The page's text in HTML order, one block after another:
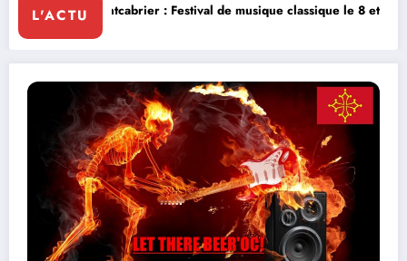
L'ACTU
: Festival de musique classique le 8 et 9 août La Thérapie